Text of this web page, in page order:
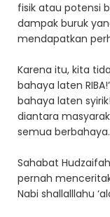
fisik atau potensi
dampak buruk
mendapatkan
Karena itu, kita
bahaya laten
bahaya laten
diantara
semua berbahaya.
Sahabat
pernah
Nabi shallalllahu